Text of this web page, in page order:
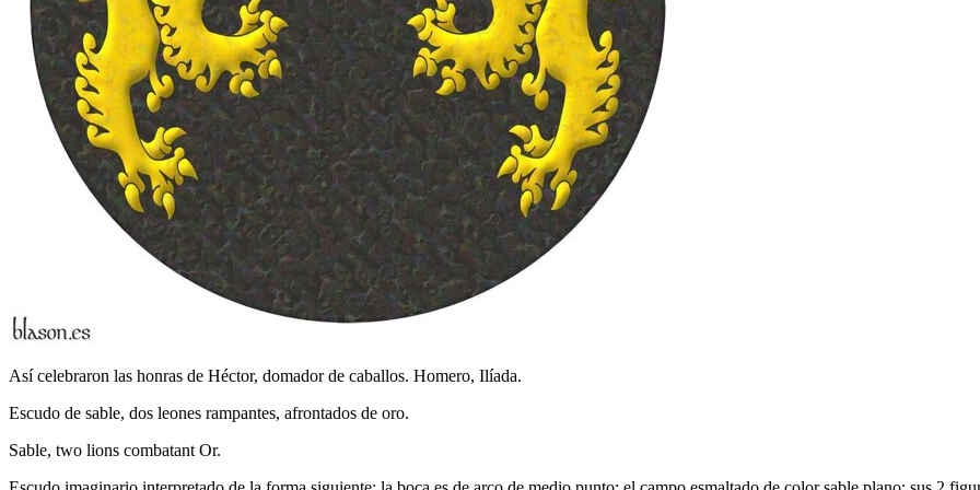
Así celebraron las honras de Héctor, domador de caballos. Homero, Ilíada.
Escudo de sable, dos leones rampantes, afrontados de oro.
Sable, two lions combatant Or.